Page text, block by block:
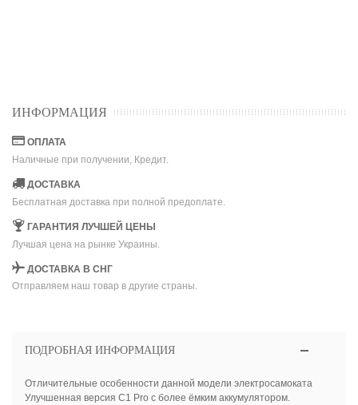
ИНФОРМАЦИЯ
ОПЛАТА
Наличные при получении, Кредит.
ДОСТАВКА
Бесплатная доставка при полной предоплате.
ГАРАНТИЯ ЛУЧШЕЙ ЦЕНЫ
Лучшая цена на рынке Украины.
ДОСТАВКА В СНГ
Отправляем наш товар в другие страны.
ПОДРОБНАЯ ИНФОРМАЦИЯ
Отличительные особенности данной модели электросамоката
Улучшенная версия С1 Pro с более ёмким аккумулятором.